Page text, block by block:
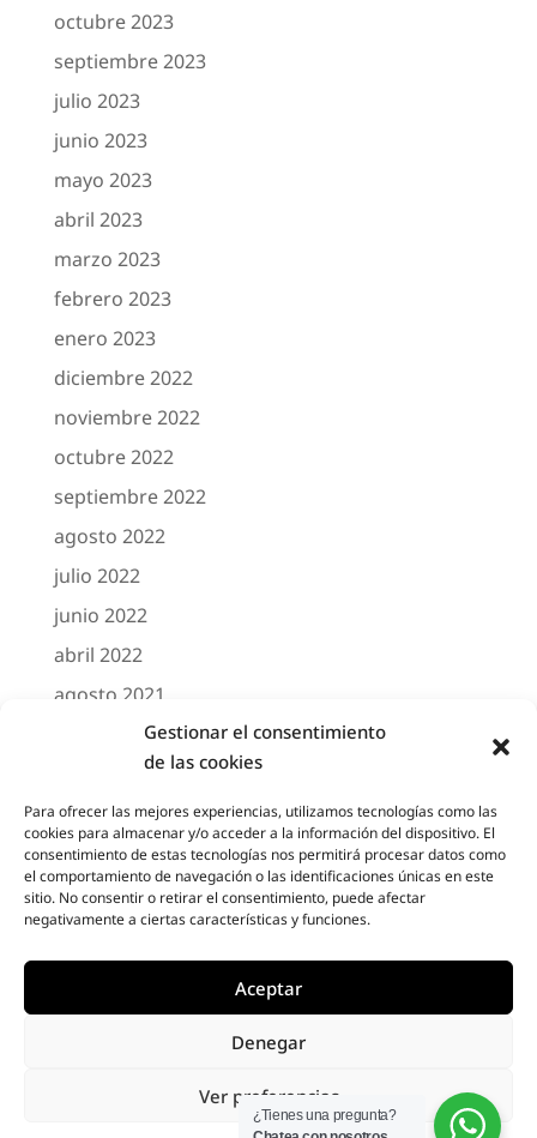
Gestionar el consentimiento
de las cookies
Para ofrecer las mejores experiencias, utilizamos tecnologías como las
cookies para almacenar y/o acceder a la información del dispositivo. El
consentimiento de estas tecnologías nos permitirá procesar datos como
el comportamiento de navegación o las identificaciones únicas en este
sitio. No consentir o retirar el consentimiento, puede afectar
negativamente a ciertas características y funciones.
Aceptar
Denegar
Ver preferencias
octubre 2023
septiembre 2023
julio 2023
junio 2023
mayo 2023
abril 2023
marzo 2023
febrero 2023
enero 2023
diciembre 2022
noviembre 2022
octubre 2022
septiembre 2022
agosto 2022
julio 2022
junio 2022
abril 2022
agosto 2021
marzo 2021
febrero 2021
octubre 2020
agosto 2020
junio 2020
mayo 2020
Elegant Themes | Powered by
Diseño Web a medida| Childtheme created
¿Tienes una pregunta?